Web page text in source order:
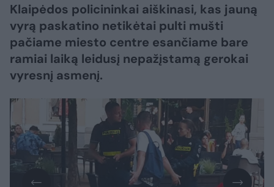
Klaipėdos policininkai aiškinasi, kas jauną
vyrą paskatino netikėtai pulti mušti
pačiame miesto centre esančiame bare
ramiai laiką leidusį nepažįstamą gerokai
vyresnį asmenį.